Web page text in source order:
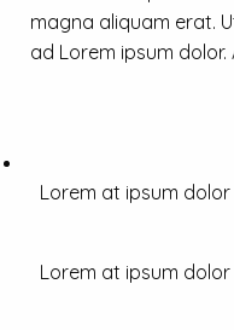
magna aliquam erat.
ad Lorem ipsum
Lorem at ipsum
Lorem at ipsum